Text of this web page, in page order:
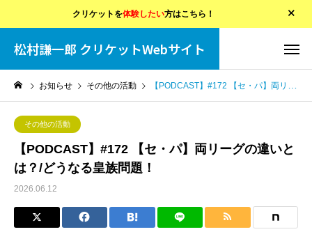
クリケットを体験したい方はこちら！
松村謙一郎 クリケットWebサイト
お知らせ その他の活動 【PODCAST】#172 【セ・パ】両リーグの違いとは？/どうなる皇族問題！
その他の活動
【PODCAST】#172 【セ・パ】両リーグの違いと
は？/どうなる皇族問題！
2026.06.12